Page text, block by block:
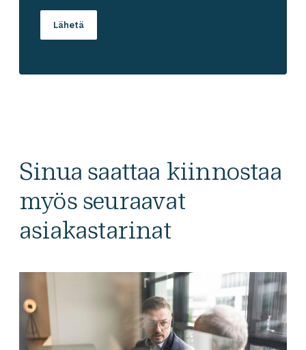
Sinua saattaa kiinnostaa
myös seuraavat
asiakastarinat